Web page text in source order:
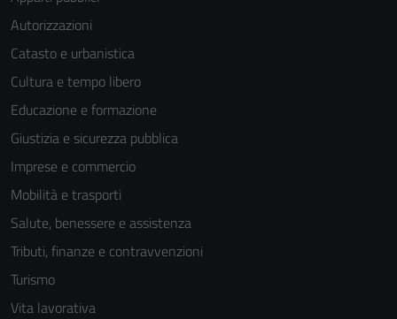
Autorizzazioni
Catasto e urbanistica
Cultura e tempo libero
Educazione e formazione
Giustizia e sicurezza pubblica
Imprese e commercio
Mobilità e trasporti
Salute, benessere e assistenza
Tributi, finanze e contravvenzioni
Turismo
Vita lavorativa